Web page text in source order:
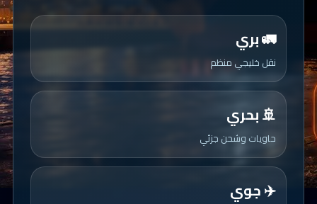
🚛 بري
نقل خليجي منظم
🚢 بحري
حاويات وشحن جزئي
✈️ جوي